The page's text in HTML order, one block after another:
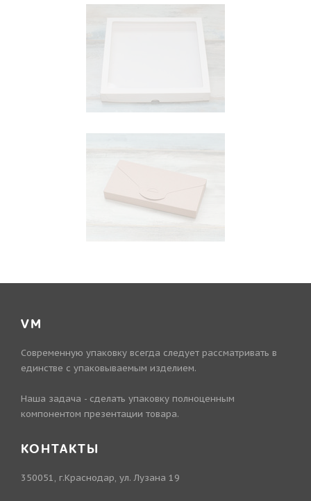
VM
Современную упаковку всегда следует рассматривать в
единстве с упаковываемым изделием.
Наша задача - сделать упаковку полноценным
компонентом презентации товара.
КОНТАКТЫ
350051, г.Краснодар, ул. Лузана 19